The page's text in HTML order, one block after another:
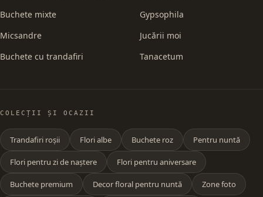
Buchete mixte
Micsandre
Buchete cu trandafiri
Gypsophila
Jucării moi
Tanacetum
COLECȚII ȘI OCAZII
Trandafiri roșii Flori albe Buchete roz Pentru nuntă
Flori pentru zi de naștere Flori pentru aniversare
Buchete premium Decor floral pentru nuntă Zone foto